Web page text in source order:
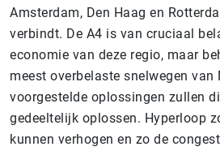
Amsterdam, Den Haag en
verbindt. De A4 is van cruciaal
economie van deze regio, maar
meest overbelaste snelwegen van
voorgestelde oplossingen zullen
gedeeltelijk oplossen. Hyperloop
kunnen verhogen en zo de